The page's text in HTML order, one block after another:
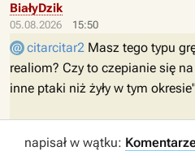
05.08.2026 15:50
BiałyDzik
citarcitar2 Masz tego typu
realiom? Czy to czepianie się
inne ptaki niż żyły w tym
napisał w wątku: